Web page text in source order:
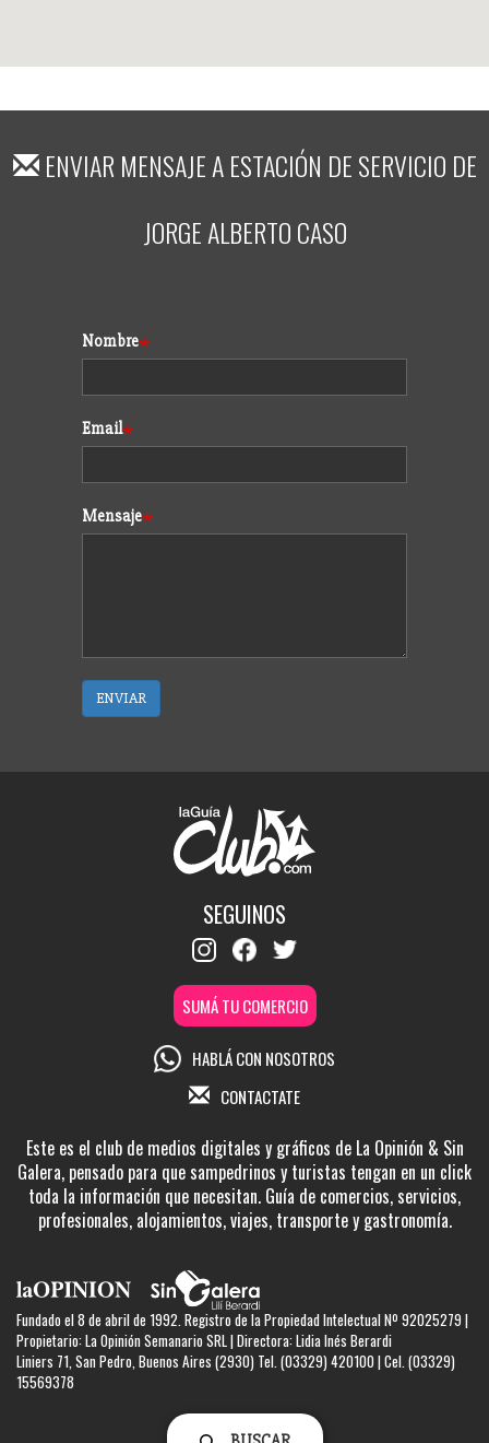
ENVIAR MENSAJE AESTACIÓN DE SERVICIO DE
JORGE ALBERTO CASO
Formulario
Nombre
Email
Mensaje
ENVIAR
SEGUINOS
SUMÁ TU COMERCIO
HABLÁ CON NOSOTROS
CONTACTATE
Este es el club de medios digitales y gráficos de La Opinión & Sin
Galera, pensado para que sampedrinos y turistas tengan en un click
toda la información que necesitan. Guía de comercios, servicios,
profesionales, alojamientos, viajes, transporte y gastronomía.
Fundado el 8 de abril de 1992. Registro de la Propiedad Intelectual Nº 92025279 |
Propietario: La Opinión Semanario SRL | Directora: Lidia Inés Berardi
Liniers 71, San Pedro, Buenos Aires (2930) Tel. (03329) 420100 | Cel. (03329)
15569378